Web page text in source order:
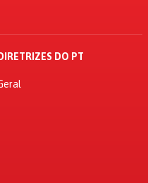
DIRETRIZES DO PT